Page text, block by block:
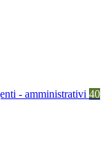
- amministrativi 40